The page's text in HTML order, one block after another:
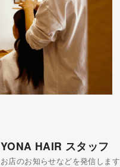
YONA HAIR スタッフ
お店のお知らせなどを発信します